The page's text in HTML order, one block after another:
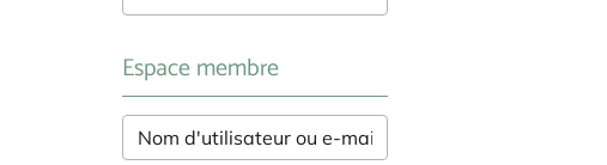
Espace membre